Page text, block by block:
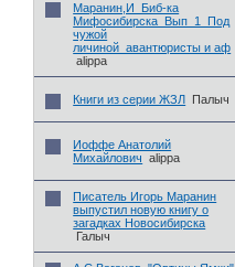
Маранин,И_Биб-ка
Мифосибирска_Вып_1_Под
чужой
личиной_авантюристы и аф
alippa
Книги из серии ЖЗЛ Палыч
Иоффе Анатолий
Михайлович
alippa
Писатель Игорь Маранин
выпустил новую книгу о
загадках Новосибирска
Галыч